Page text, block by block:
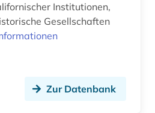
Institutionen,
Gesellschaften
Zur Datenbank